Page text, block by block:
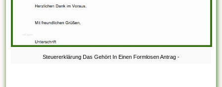
Steuererklärung Das Gehört In Einen Formlosen Antrag -